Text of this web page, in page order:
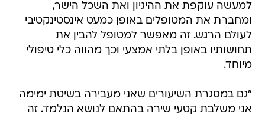
למעשה עוקפת את ההיגיון ואת השכל הישר,
ומחברת את המטופלים באופן כמעט אינסטינקטיבי
לעולם הרגש. זה מאפשר למטופל להבין את
תחושותיו באופן בלתי אמצעי וכך מהווה כלי טיפולי
מיוחד.
"גם במסגרת השיעורים שאני מעבירה בשיטת ימימה
אני משלבת קטעי שירה בהתאם לנושא הנלמד. זה